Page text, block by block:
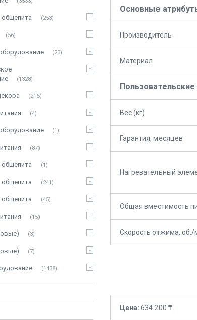
Основные
Производитель
Материал
Пользовательские
Вес (кг)
Гарантия, месяцев
Нагревательный
Общая вместимость
Скорость отжима, об./
Цена: 634 200 ₸
253
56
23
1328
216
4
1
87
1
241
45
15
3
7
1438